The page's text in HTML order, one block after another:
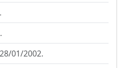
28/01/2002.